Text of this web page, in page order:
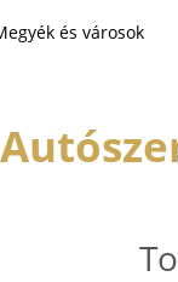
és városok